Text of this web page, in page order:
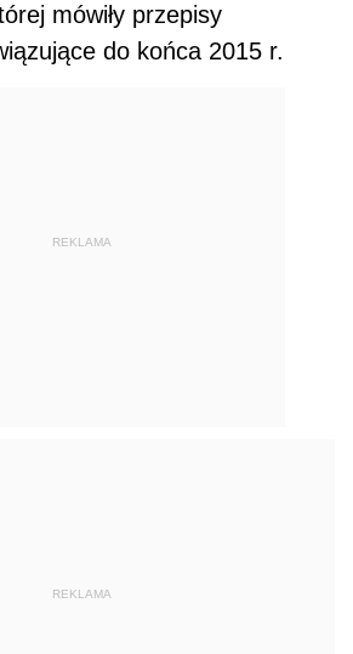
mówiły przepisy
do końca 2015 r.
REKLAMA
REKLAMA